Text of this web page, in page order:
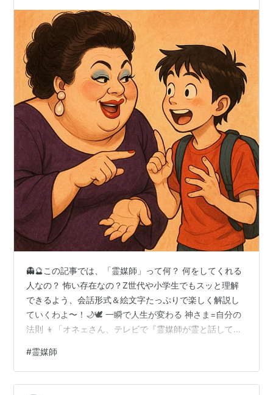
👻🔮この記事では、「霊媒師」って何？ 何をしてくれる
人なの？ 怖い存在なの？Z世代や小学生でもスッと理解
できるよう、会話形式＆絵文字たっぷりで楽しく解説し
ていくわよ〜！🌙🕊️ 一瞬で人生が変わる 神さま=自分の
法則 👦「オネェさん、テレビで『霊媒師が霊と話して
の？」👠「あら〜、ぼうや！霊媒師っていうのは、『人
間と霊の世界の間をつなぐ役割をする人』のことなの。
怖いイメージがあるかもしれないけど、もともとは困っ
#霊媒師